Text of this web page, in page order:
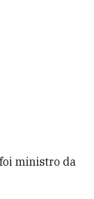
ministro da